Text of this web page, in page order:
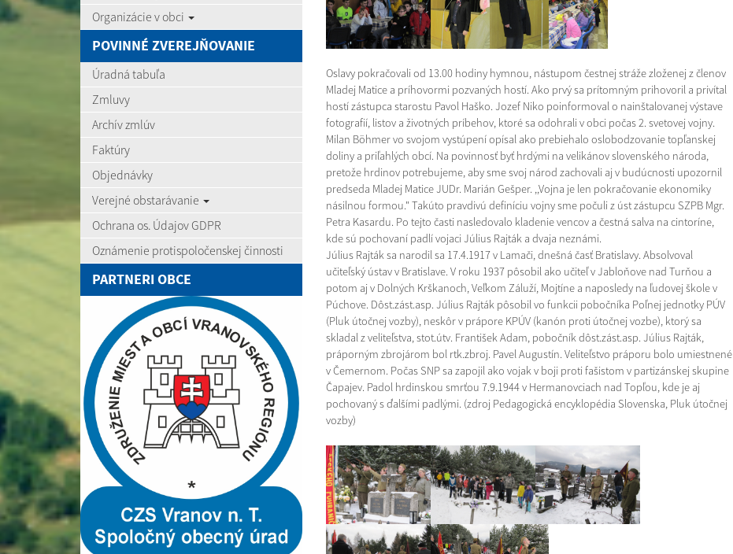
Organizácie v obci
POVINNÉ ZVEREJŇOVANIE
Úradná tabuľa
Zmluvy
Archív zmlúv
Faktúry
Objednávky
Verejné obstarávanie
Ochrana os. Údajov GDPR
Oznámenie protispoločenskej činnosti
PARTNERI OBCE
Oslavy pokračovali od 13.00 hodiny hymnou, nástupom čestnej stráže zloženej z členov
Mladej Matice a príhovormi pozvaných hostí. Ako prvý sa prítomným prihovoril a privítal
hostí zástupca starostu Pavol Haško. Jozef Niko poinformoval o nainštalovanej výstave
fotografií, listov a životných príbehov, ktoré sa odohrali v obci počas 2. svetovej vojny.
Milan Böhmer vo svojom vystúpení opísal ako prebiehalo oslobodzovanie topľanskej
doliny a priľahlých obcí. Na povinnosť byť hrdými na velikánov slovenského národa,
pretože hrdinov potrebujeme, aby sme svoj národ zachovali aj v budúcnosti upozornil
predseda Mladej Matice JUDr. Marián Gešper. ,,Vojna je len pokračovanie ekonomiky
násilnou formou." Takúto pravdivú definíciu vojny sme počuli z úst zástupcu SZPB Mgr.
Petra Kasardu. Po tejto časti nasledovalo kladenie vencov a čestná salva na cintoríne,
kde sú pochovaní padlí vojaci Július Rajták a dvaja neznámi.
Július Rajták sa narodil sa 17.4.1917 v Lamači, dnešná časť Bratislavy. Absolvoval
učiteľský ústav v Bratislave. V roku 1937 pôsobil ako učiteľ v Jabloňove nad Turňou a
potom aj v Dolných Krškanoch, Veľkom Záluží, Mojtíne a naposledy na ľudovej škole v
Púchove. Dôst.zást.asp. Július Rajták pôsobil vo funkcii pobočníka Poľnej jednotky PÚV
(Pluk útočnej vozby), neskôr v prápore KPÚV (kanón proti útočnej vozbe), ktorý sa
skladal z veliteľstva, stot.útv. František Adam, pobočník dôst.zást.asp. Július Rajták,
práporným zbrojárom bol rtk.zbroj. Pavel Augustín. Veliteľstvo práporu bolo umiestnené
v Čemernom. Počas SNP sa zapojil ako vojak v boji proti fašistom v partizánskej skupine
Čapajev. Padol hrdinskou smrťou 7.9.1944 v Hermanovciach nad Topľou, kde je aj
pochovaný s ďalšími padlými. (zdroj Pedagogická encyklopédia Slovenska, Pluk útočnej
vozby)